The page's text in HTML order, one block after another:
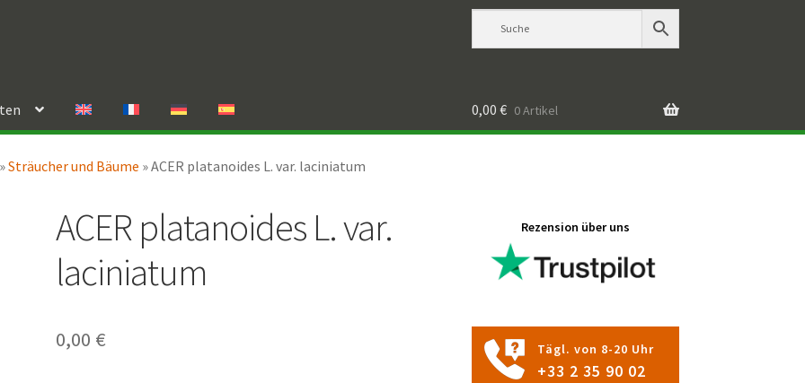
0,00 € 0 Artikel
»Sträucher und Bäume »ACER platanoides L. var. laciniatum
ACER platanoides L. var.
laciniatum
0,00 €
Rezension über uns
Tägl. von 8-20 Uhr
+33 2 35 90 02